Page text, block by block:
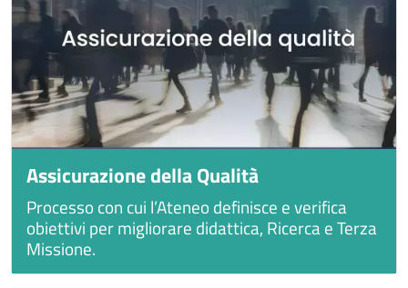
Assicurazione della Qualità
Processo con cui l’Ateneo definisce e verifica
obiettivi per migliorare didattica, Ricerca e Terza
Missione.